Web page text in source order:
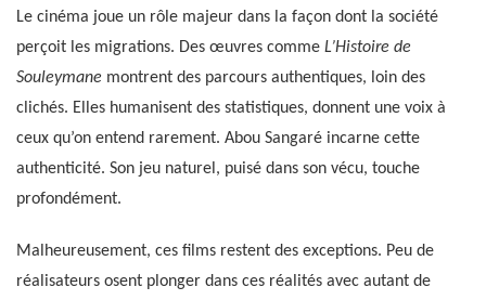
Le cinéma joue un rôle majeur dans la façon dont la société
perçoit les migrations. Des œuvres comme L’Histoire de
Souleymane montrent des parcours authentiques, loin des
clichés. Elles humanisent des statistiques, donnent une voix à
ceux qu’on entend rarement. Abou Sangaré incarne cette
authenticité. Son jeu naturel, puisé dans son vécu, touche
profondément.
Malheureusement, ces films restent des exceptions. Peu de
réalisateurs osent plonger dans ces réalités avec autant de